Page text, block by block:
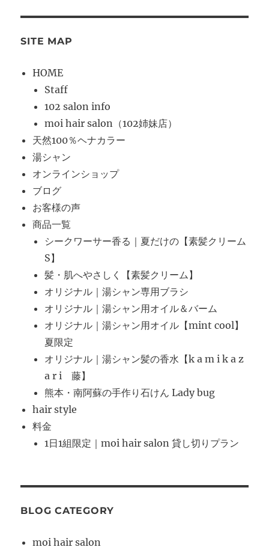
SITE MAP
HOME
Staff
102 salon info
moi hair salon（102姉妹店）
天然100％ヘナカラー
湯シャン
オンラインショップ
ブログ
お客様の声
商品一覧
シークワーサー香る｜夏だけの【素髪クリーム
S】
髪・肌へやさしく【素髪クリーム】
オリジナル｜湯シャン専用ブラシ
オリジナル｜湯シャン用オイル＆バーム
オリジナル｜湯シャン用オイル【mint cool】
夏限定
オリジナル｜湯シャン髪の香水【k a m i k a z
a r i 藤】
熊本・南阿蘇の手作り石けん Lady bug
hair style
料金
1日1組限定｜moi hair salon 貸し切りプラン
BLOG CATEGORY
moi hair salon